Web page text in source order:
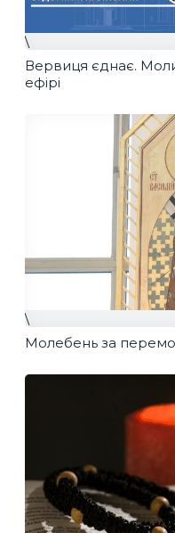
\
Вервиця єднає.
ефірі
\
Молебень за